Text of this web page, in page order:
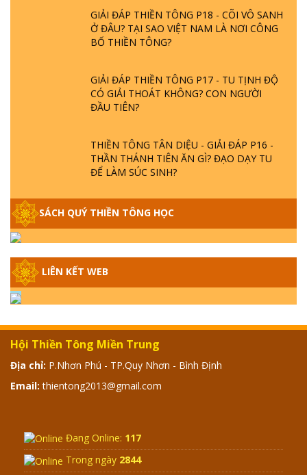
GIẢI ĐÁP THIỀN TÔNG P18 - CÕI VÔ SANH
Ở ĐÂU? TẠI SAO VIỆT NAM LÀ NƠI CÔNG
BỐ THIỀN TÔNG?
GIẢI ĐÁP THIỀN TÔNG P17 - TU TỊNH ĐỘ
CÓ GIẢI THOÁT KHÔNG? CON NGƯỜI
ĐẦU TIÊN?
THIỀN TÔNG TÂN DIỆU - GIẢI ĐÁP P16 -
THẦN THÁNH TIÊN ĂN GÌ? ĐẠO DẠY TU
ĐỂ LÀM SÚC SINH?
GIẢI ĐÁP THIỀN TÔNG P15 - TỔ CHỨC
LOÀI CÔ HỒN - GIÁO LÝ ĐẠO PHẬT KHI
NÀO XUẤT BẢN
GIẢI ĐÁP THIỀN TÔNG ĐẶC BIỆT - P14 -
GIẢI ĐÁP THIỀN TÔNG ĐẶC BIỆT - P13 -
CON NGƯỜI TU THÀNH PHẬT ĐƯỢC
KHÔNG? XÁ LỢI PHẬT THẬT - GIẢ | TTTD
GIẢI ĐÁP ĐẶC BIỆT 2024 - P11
SÁCH QUÝ THIỀN TÔNG HỌC
LIÊN KẾT WEB
Hội Thiền Tông Miền Trung
Địa chỉ: P.Nhơn Phú - TP.Quy Nhơn - Bình Định
Email: thientong2013@gmail.com
Đang Online: 117
Trong ngày 2844